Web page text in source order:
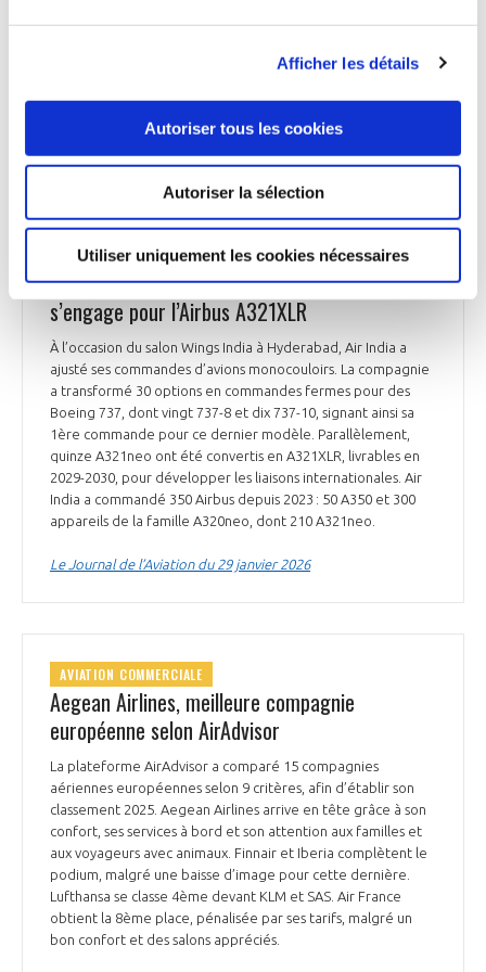
Afficher les détails
Autoriser tous les cookies
Autoriser la sélection
Utiliser uniquement les cookies nécessaires
dynamisme de l’aviation régionale en Inde, où les
des liaisons entre petites villes.
AVIATION COMMERCIALE
Air India commande 30 Boeing 737 MAX et
s’engage pour l’Airbus A321XLR
À l’occasion du salon Wings India à Hyderabad, Air India a
ajusté ses commandes d’avions monocouloirs. La compagnie
a transformé 30 options en commandes fermes pour des
Boeing 737, dont vingt 737-8 et dix 737-10, signant ainsi sa
1ère commande pour ce dernier modèle. Parallèlement,
quinze A321neo ont été convertis en A321XLR, livrables en
2029-2030, pour développer les liaisons internationales. Air
India a commandé 350 Airbus depuis 2023 : 50 A350 et 300
appareils de la famille A320neo, dont 210 A321neo.
Le Journal de l’Aviation du 29 janvier 2026
AVIATION COMMERCIALE
Aegean Airlines, meilleure compagnie
européenne selon AirAdvisor
La plateforme AirAdvisor a comparé 15 compagnies
aériennes européennes selon 9 critères, afin d’établir son
classement 2025. Aegean Airlines arrive en tête grâce à son
confort, ses services à bord et son attention aux familles et
aux voyageurs avec animaux. Finnair et Iberia complètent le
podium, malgré une baisse d’image pour cette dernière.
Lufthansa se classe 4ème devant KLM et SAS. Air France
obtient la 8ème place, pénalisée par ses tarifs, malgré un
bon confort et des salons appréciés.